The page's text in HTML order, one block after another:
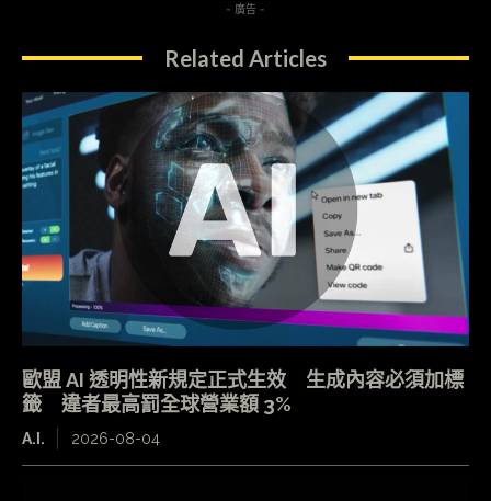
- 廣告 -
Related Articles
歐盟 AI 透明性新規定正式生效 生成內容必須加標
籤 違者最高罰全球營業額 3%
A.I. 2026-08-04